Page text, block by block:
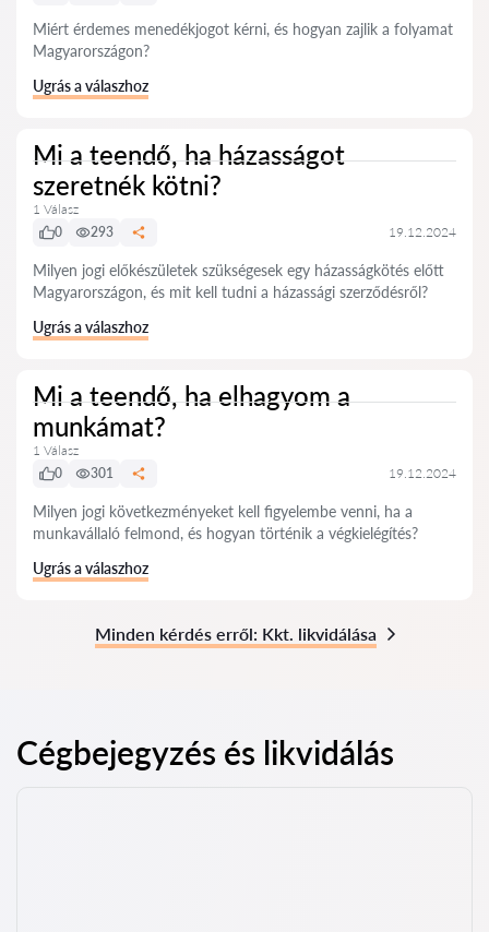
Miért érdemes menedékjogot kérni, és hogyan zajlik a folyamat
Magyarországon?
Ugrás a válaszhoz
Mi a teendő, ha házasságot
szeretnék kötni?
1 Válasz
0
293 19.12.2024
Milyen jogi előkészületek szükségesek egy házasságkötés előtt
Magyarországon, és mit kell tudni a házassági szerződésről?
Ugrás a válaszhoz
Mi a teendő, ha elhagyom a
munkámat?
1 Válasz
0
301 19.12.2024
Milyen jogi következményeket kell figyelembe venni, ha a
munkavállaló felmond, és hogyan történik a végkielégítés?
Ugrás a válaszhoz
Minden kérdés erről: Kkt. likvidálása
Cégbejegyzés és likvidálás